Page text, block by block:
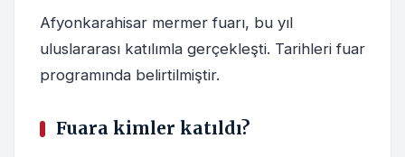
Afyonkarahisar mermer fuarı, bu yıl
uluslararası katılımla gerçekleşti. Tarihleri fuar
programında belirtilmiştir.
Fuara kimler katıldı?